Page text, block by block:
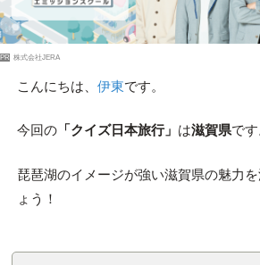
PR 株式会社JERA
こんにちは、 伊東です。
今回の「クイズ日本旅行」 は滋賀県です
琵琶湖のイメージが強い滋賀県の魅力
ょう！